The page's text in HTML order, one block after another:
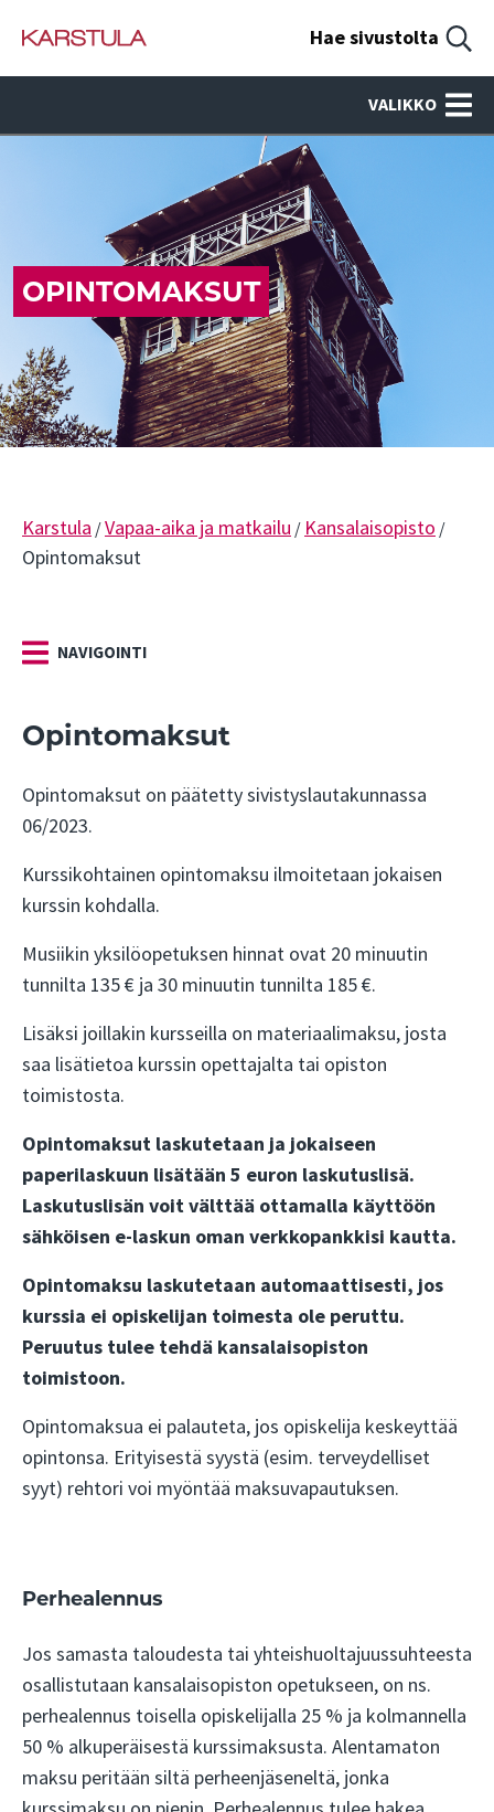
Hae sivustolta
VALIKKO
OPINTOMAKSUT
Karstula /Vapaa-aika ja matkailu / Kansalaisopisto /
Opintomaksut
NAVIGOINTI
Opintomaksut
Opintomaksut on päätetty sivistyslautakunnassa
06/2023.
Kurssikohtainen opintomaksu ilmoitetaan jokaisen
kurssin kohdalla.
Musiikin yksilöopetuksen hinnat ovat 20 minuutin
tunnilta 135 € ja 30 minuutin tunnilta 185 €.
Lisäksi joillakin kursseilla on materiaalimaksu, josta
saa lisätietoa kurssin opettajalta tai opiston
toimistosta.
Opintomaksut laskutetaan ja jokaiseen
paperilaskuun lisätään 5 euron laskutuslisä.
Laskutuslisän voit välttää ottamalla käyttöön
sähköisen e-laskun oman verkkopankkisi kautta.
Opintomaksu laskutetaan automaattisesti, jos
kurssia ei opiskelijan toimesta ole peruttu.
Peruutus tulee tehdä kansalaisopiston
toimistoon.
Opintomaksua ei palauteta, jos opiskelija keskeyttää
opintonsa. Erityisestä syystä (esim. terveydelliset
syyt) rehtori voi myöntää maksuvapautuksen.
Perhealennus
Jos samasta taloudesta tai yhteishuoltajuussuhteesta
osallistutaan kansalaisopiston opetukseen, on ns.
perhealennus toisella opiskelijalla 25 % ja kolmannella
50 % alkuperäisestä kurssimaksusta. Alentamaton
maksu peritään siltä perheenjäseneltä, jonka